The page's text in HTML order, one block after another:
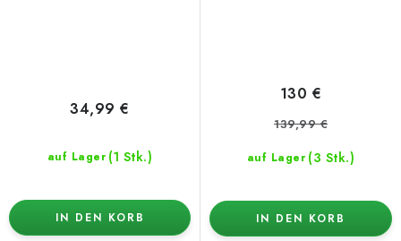
auf Lager (1 Stk.)
34,99 €
IN DEN KORB
auf Lager (3 Stk.)
130 €
139,99 €
IN DEN KORB